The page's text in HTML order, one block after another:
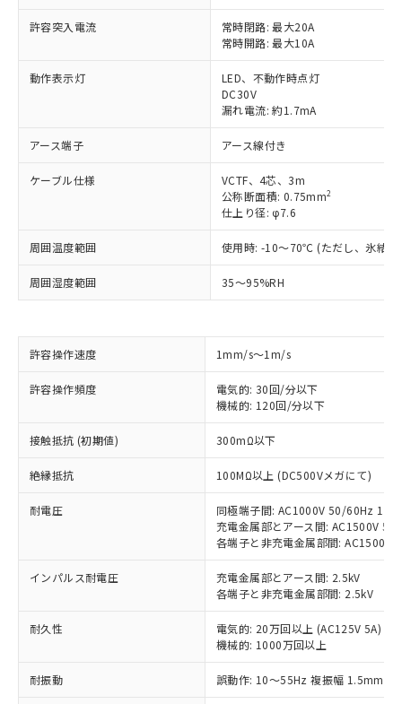
許容突入電流
常時閉路: 最大20A
常時開路: 最大10A
動作表示灯
LED、不動作時点灯
DC30V
漏れ電流: 約1.7mA
アース端子 アース線付き
ケーブル仕様
VCTF、4芯、3m
公称断面積: 0.75mm2
仕上り径: φ7.6
周囲温度範囲 使用時: -10～70℃ (ただし、氷結し
周囲湿度範囲 35～95%RH
許容操作速度 1mm/s～1m/s
許容操作頻度
電気的: 30回/分以下
機械的: 120回/分以下
接触抵抗 (初期値) 300mΩ以下
絶縁抵抗 100MΩ以上 (DC500Vメガにて)
耐電圧
同極端子間: AC1000V 50/60Hz
充電金属部とアース間: AC1500V
各端子と非充電金属部間: AC1500V
インパルス耐電圧
充電金属部とアース間: 2.5kV
各端子と非充電金属部間: 2.5kV
耐久性
電気的: 20万回以上 (AC125V 5A)
機械的: 1000万回以上
耐振動 誤動作: 10～55Hz 複振幅 1.5mm
以下の条件をお読みいただき、同意のうえ
ご利用ください。
本サービスは、当社制御機器事業取扱
商品の当社在庫状況および標準価格
(税抜)を提供させていただくもので
当社制御機器事業取扱商品の中には、
本サービスの対象外となる商品もある
ことをご了承ください。
在庫状況および標準価格照会結果は、
記載している更新日時点での社内デー
タに基づき作成されるものであり、閲
覧された時点での実際の在庫および標
※1 対応状況
非含有に対応した製品が提供可能な商品で
対応予定：EU RoHS指令（10物質）の非含
有に対応した製品に切り替える予定のある
対応予定なし：EU RoHS指令（10物質）の
非含有に非対応の商品で、対応品を出す予
定はありません。
調査・確認中：EU RoHS指令（10物質）の
非含有の対応状況を調査中または確認中の
非該当品：ライセンス料など無形物で、有
害物質有無と関係のない商品です。
仕入先様の事情により、非含有部品として
いたものが、含有品と判明した場合などや
むを得ず変更することがあります。
鉛(Pb) 1000ppm以下、 水銀(Hg) 1000ppm以下、 カド
「○」：最大均質材料含有率が中国RoHSの
基準値以下であることを示します。
「×」：最大均質材料含有率が中国RoHSの
基準値を超えていることを示します。
「－」：未確認です。当社販売部門へお問
*中国RoHS10物質の基準値 (GB/T26572)：
Pb(鉛) :1000ppm、 Hg(水銀) : 1000ppm、 Cd(カドミウ
当社は、これら貴社製品のうち、外国
為替および外国貿易法に定める商品
（以下｢規制貨物等」という）を輸出
または国外への提供する場合は、日本
国政府の輸出許可(または役務取引許